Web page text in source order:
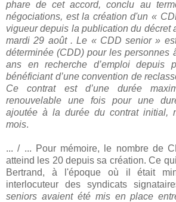
phare de cet accord, conclu au
négociations, est la création d'un «
vigueur depuis la publication du décret
mardi 29 août . Le « CDD senior »
déterminée (CDD) pour les personnes
ans en recherche d’emploi
bénéficiant d’une convention de
Ce contrat est d’une durée
renouvelable une fois pour une
ajoutée à la durée du contrat initial,
mois.
... / ... Pour mémoire, le nombre de
atteind les 20 depuis sa création. Ce
Bertrand, à l'époque où il était
interlocuteur des syndicats
seniors avaient été mis en place